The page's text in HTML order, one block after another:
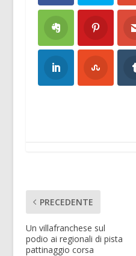
PRECEDENTE
Un villafranchese sul
podio ai regionali di pista
pattinaggio corsa